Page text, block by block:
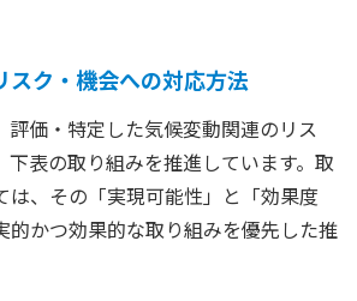
スク・機会への対応方法
評価・特定した気候変動関連のリス
下表の取り組みを推進しています。取
は、その「実現可能性」と「効果度
的かつ効果的な取り組みを優先した推